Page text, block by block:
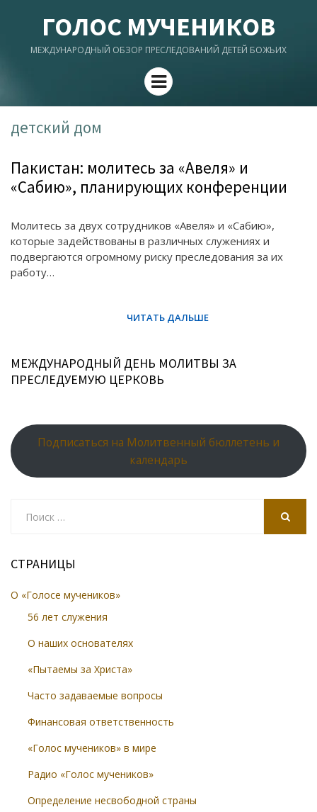
ГОЛОС МУЧЕНИКОВ
МЕЖДУНАРОДНЫЙ ОБЗОР ПРЕСЛЕДОВАНИЙ ДЕТЕЙ БОЖЬИХ
Menu
детский дом
Пакистан: молитесь за «Авеля» и
«Сабию», планирующих конференции
Молитесь за двух сотрудников «Авеля» и «Сабию»,
которые задействованы в различных служениях и
подвергаются огромному риску преследования за их
работу…
МЕЖДУНАРОДНЫЙ ДЕНЬ МОЛИТВЫ ЗА
ПРЕСЛЕДУЕМУЮ ЦЕРКОВЬ
Подписаться на Молитвенный бюллетень и
календарь
СТРАНИЦЫ
О «Голосе мучеников»
56 лет служения
О наших основателях
«Пытаемы за Христа»
Часто задаваемые вопросы
Финансовая ответственность
«Голос мучеников» в мире
Радио «Голос мучеников»
Определение несвободной страны